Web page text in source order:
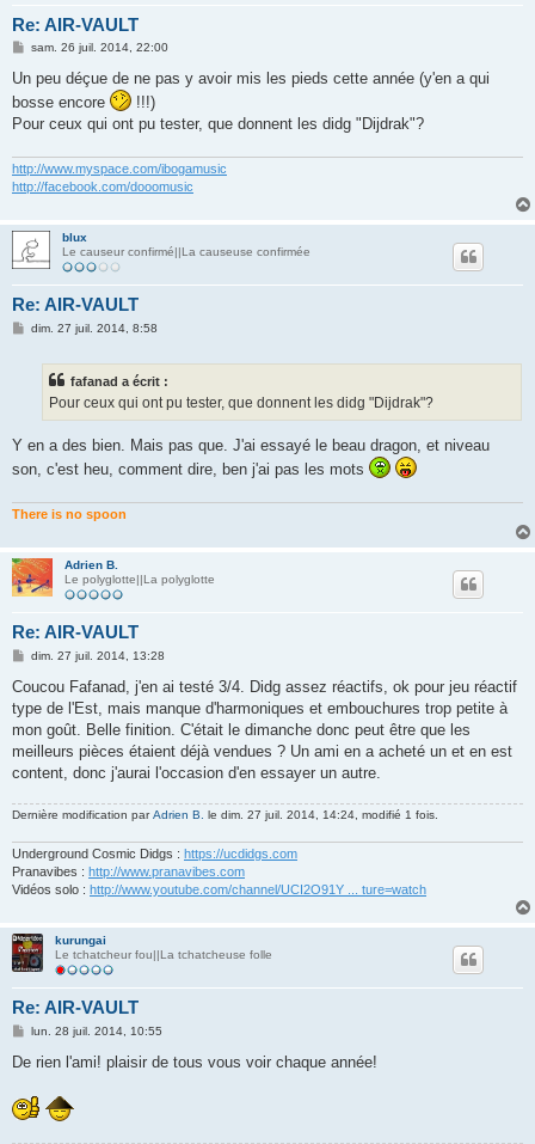
Re: AIR-VAULT
M
s
a
g
e
sam. 26 juil. 2014, 22:00
Un peu déçue de ne pas y avoir mis les pieds cette année (y'en a qui
bosse encore
!!!)
Pour ceux qui ont pu tester, que donnent les didg "Dijdrak"?
http://www.myspace.com/ibogamusic
http://facebook.com/dooomusic
blux
Le causeur confirmé||La causeuse confirmée
Re: AIR-VAULT
Mdim. 27 juil. 2014, 8:58
fafanad a écrit :
Pour ceux qui ont pu tester, que donnent les didg "Dijdrak"?
Y en a des bien. Mais pas que. J'ai essayé le beau dragon, et niveau
son, c'est heu, comment dire, ben j'ai pas les mots
There is no spoon
Adrien B.
Le polyglotte||La polyglotte
Re: AIR-VAULT
M
s
a
g
dim. 27 juil. 2014, 13:28
Coucou Fafanad, j'en ai testé 3/4. Didg assez réactifs, ok pour jeu réactif
type de l'Est, mais manque d'harmoniques et embouchures trop petite à
mon goût. Belle finition. C'était le dimanche donc peut être que les
meilleurs pièces étaient déjà vendues ? Un ami en a acheté un et en est
content, donc j'aurai l'occasion d'en essayer un autre.
Dernière modification parAdrien B. le dim. 27 juil. 2014, 14:24, modifié 1 fois.
Underground Cosmic Didgs : https://ucdidgs.com
Pranavibes : http://www.pranavibes.com
Vidéos solo : http://www.youtube.com/channel/UCI2O91Y ... ture=watch
kurungai
Le tchatcheur fou||La tchatcheuse folle
Re: AIR-VAULT
M
s
g
e
lun. 28 juil. 2014, 10:55
De rien l'ami! plaisir de tous vous voir chaque année!